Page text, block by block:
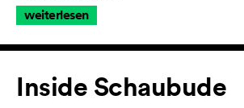
weiterlesen
Inside Schaubude